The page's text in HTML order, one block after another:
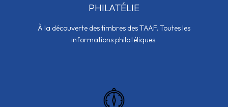
PHILATÉLIE
À la découverte des timbres des TAAF. Toutes les
informations philatéliques.